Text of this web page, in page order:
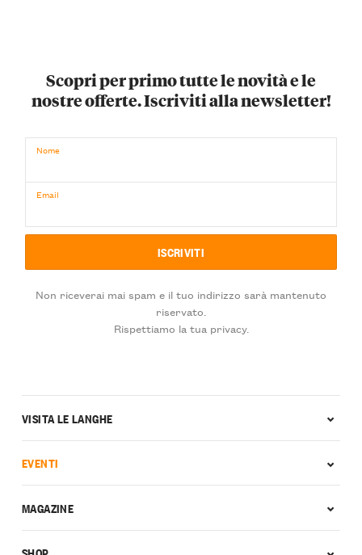
Scopri per primo tutte le novità e le
nostre offerte. Iscriviti alla newsletter!
Nome
Email
Non riceverai mai spam e il tuo indirizzo sarà mantenuto
riservato.
Rispettiamo la tua privacy.
VISITA LE LANGHE
EVENTI
MAGAZINE